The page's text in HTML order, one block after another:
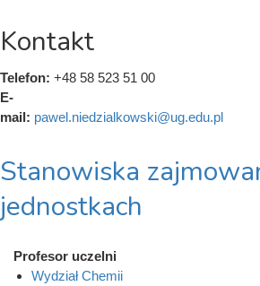
Kontakt
Telefon: +48 58 523 51 00
E-
mail: pawel.niedzialkowski@ug.edu.pl
Stanowiska
jednostkach
Profesor uczelni
Wydział Chemii